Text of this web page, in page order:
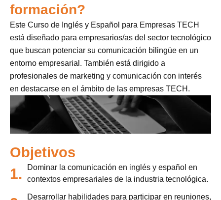
formación?
Este Curso de Inglés y Español para Empresas TECH
está diseñado para empresarios/as del sector tecnológico
que buscan potenciar su comunicación bilingüe en un
entorno empresarial. También está dirigido a
profesionales de marketing y comunicación con interés
en destacarse en el ámbito de las empresas TECH.
Objetivos
1.
Dominar la comunicación en inglés y español en
contextos empresariales de la industria tecnológica.
Desarrollar habilidades para participar en reuniones,